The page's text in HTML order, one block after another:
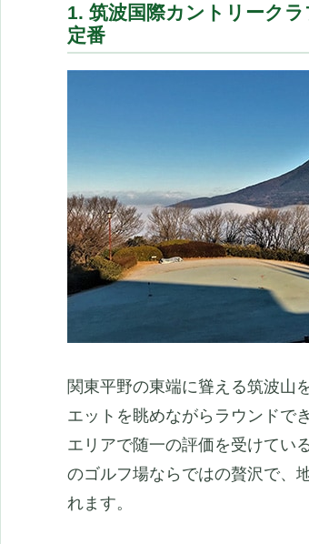
1. 筑波国際カントリーク
定番
関東平野の東端に聳える筑波山
エットを眺めながらラウンドで
エリアで随一の評価を受けてい
のゴルフ場ならではの贅沢で、
れます。